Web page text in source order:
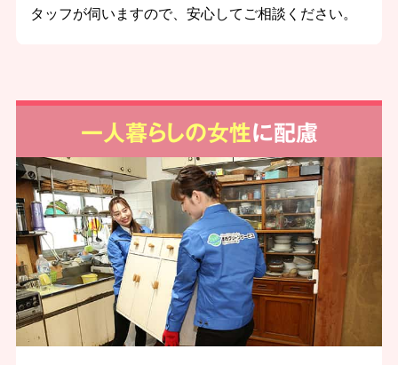
タッフが伺いますので、安心してご相談ください。
一人暮らしの女性に配慮